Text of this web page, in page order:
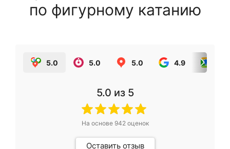
по фигурному катанию
5.0 5.0 5.0 4.9
5.0 из 5
На основе 942оценок
Оставить отзыв